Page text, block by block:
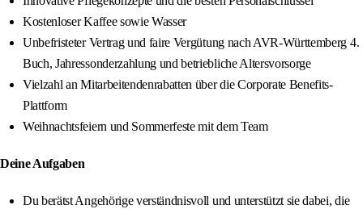
Kostenloser Kaffee sowie Wasser
Unbefristeter Vertrag und faire Vergütung nach AVR-Württemberg 4.
Buch, Jahressonderzahlung und betriebliche Altersvorsorge
Vielzahl an Mitarbeitendenrabatten über die Corporate Benefits-
Plattform
Weihnachtsfeiern und Sommerfeste mit dem Team
Deine Aufgaben
Du berätst Angehörige verständnisvoll und unterstützt sie dabei, die